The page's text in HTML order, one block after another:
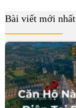
Bài viết mới nhất